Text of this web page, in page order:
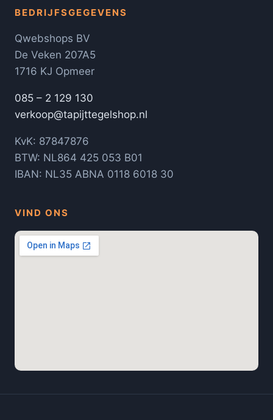
BEDRIJFSGEGEVENS
Qwebshops BV
De Veken 207A5
1716 KJ Opmeer
085 – 2 129 130
verkoop@tapijttegelshop.nl
KvK: 87847876
BTW: NL864 425 053 B01
IBAN: NL35 ABNA 0118 6018 30
VIND ONS